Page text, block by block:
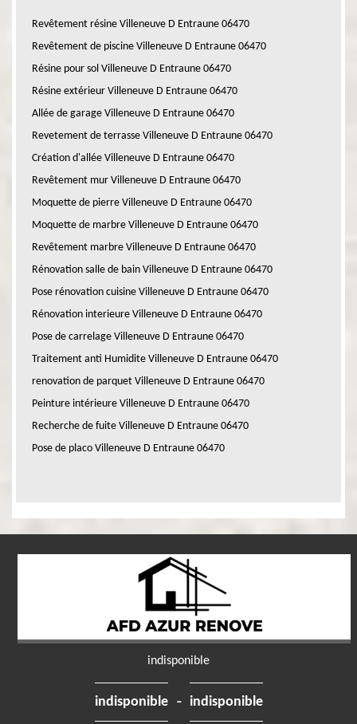
Revêtement résine Villeneuve D Entraune 06470
Revêtement de piscine Villeneuve D Entraune 06470
Résine pour sol Villeneuve D Entraune 06470
Résine extérieur Villeneuve D Entraune 06470
Allée de garage Villeneuve D Entraune 06470
Revetement de terrasse Villeneuve D Entraune 06470
Création d'allée Villeneuve D Entraune 06470
Revêtement mur Villeneuve D Entraune 06470
Moquette de pierre Villeneuve D Entraune 06470
Moquette de marbre Villeneuve D Entraune 06470
Revêtement marbre Villeneuve D Entraune 06470
Rénovation salle de bain Villeneuve D Entraune 06470
Pose rénovation cuisine Villeneuve D Entraune 06470
Rénovation interieure Villeneuve D Entraune 06470
Pose de carrelage Villeneuve D Entraune 06470
Traitement anti Humidite Villeneuve D Entraune 06470
renovation de parquet Villeneuve D Entraune 06470
Peinture intérieure Villeneuve D Entraune 06470
Recherche de fuite Villeneuve D Entraune 06470
Pose de placo Villeneuve D Entraune 06470
indisponible
indisponible - indisponible